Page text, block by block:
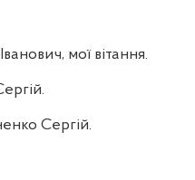
мої вітання.
Сергій.